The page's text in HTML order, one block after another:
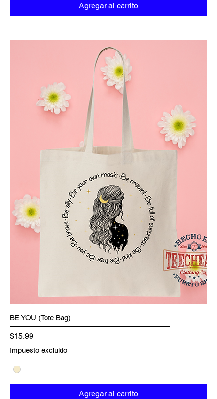
Agregar al carrito
BE YOU (Tote Bag)
Precio
$15.99
Impuesto excluido
Agregar al carrito